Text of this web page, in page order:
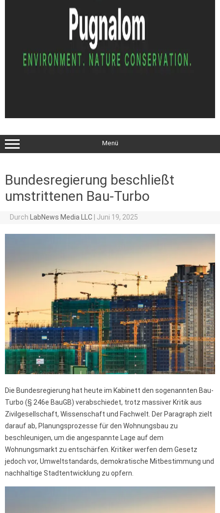
Menü
Bundesregierung beschließt
umstrittenen Bau-Turbo
Durch LabNews Media LLC Juni 19, 2025
Die Bundesregierung hat heute im Kabinett den sogenannten Bau-
Turbo (§ 246e BauGB) verabschiedet, trotz massiver Kritik aus
Zivilgesellschaft, Wissenschaft und Fachwelt. Der Paragraph zielt
darauf ab, Planungsprozesse für den Wohnungsbau zu
beschleunigen, um die angespannte Lage auf dem
Wohnungsmarkt zu entschärfen. Kritiker werfen dem Gesetz
jedoch vor, Umweltstandards, demokratische Mitbestimmung und
nachhaltige Stadtentwicklung zu opfern.